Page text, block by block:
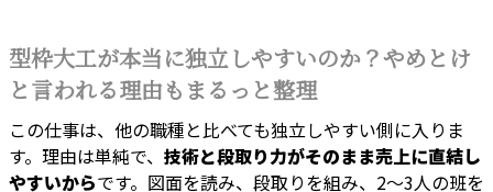
型枠大工が本当に独立しやすいのか？やめとけ
と言われる理由もまるっと整理
この仕事は、他の職種と比べても独立しやすい側に入りま
す。理由は単純で、 技術と段取り力がそのまま売上に直結し
やすいからです。図面を読み、段取りを組み、2〜3人の班を